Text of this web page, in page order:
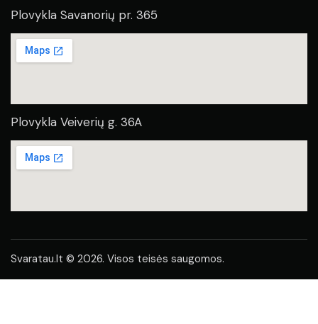
Plovykla Savanorių pr. 365
Plovykla Veiverių g. 36A
Svaratau.lt © 2026. Visos teisės saugomos.